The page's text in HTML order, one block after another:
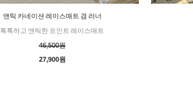
앤틱 카네이션 레이스매트 겸 러너
톡톡하고 앤틱한 포인트 레이스매트
46,500원
27,900원